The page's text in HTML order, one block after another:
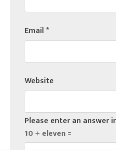
Email*
Website
Please enter an answer
10 + eleven =